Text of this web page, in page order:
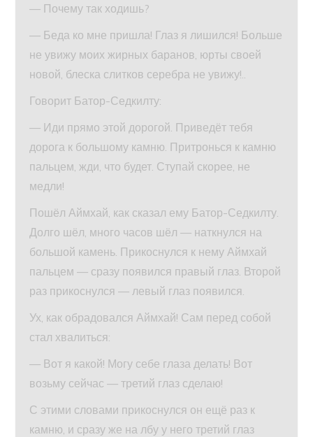
— Почему так ходишь?
— Беда ко мне пришла! Глаз я лишился! Больше
не увижу моих жирных баранов, юрты своей
новой, блеска слитков серебра не увижу!..
Говорит Батор-Седкилту:
— Иди прямо этой дорогой. Приведёт тебя
дорога к большому камню. Притронься к камню
пальцем, жди, что будет. Ступай скорее, не
медли!
Пошёл Аймхай, как сказал ему Батор-Седкилту.
Долго шёл, много часов шёл — наткнулся на
большой камень. Прикоснулся к нему Аймхай
пальцем — сразу появился правый глаз. Второй
раз прикоснулся — левый глаз появился.
Ух, как обрадовался Аймхай! Сам перед собой
стал хвалиться:
— Вот я какой! Могу себе глаза делать! Вот
возьму сейчас — третий глаз сделаю!
С этими словами прикоснулся он ещё раз к
камню, и сразу же на лбу у него третий глаз